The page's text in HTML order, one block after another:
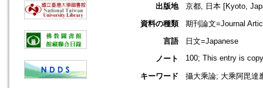
出版地
京都, 日本 [Kyoto,
資料の種類
期刊論文=Journal
言語
日文=Japanese
ノート
100; This entry is
キーワード
攝大乘論; 大乘阿毘達